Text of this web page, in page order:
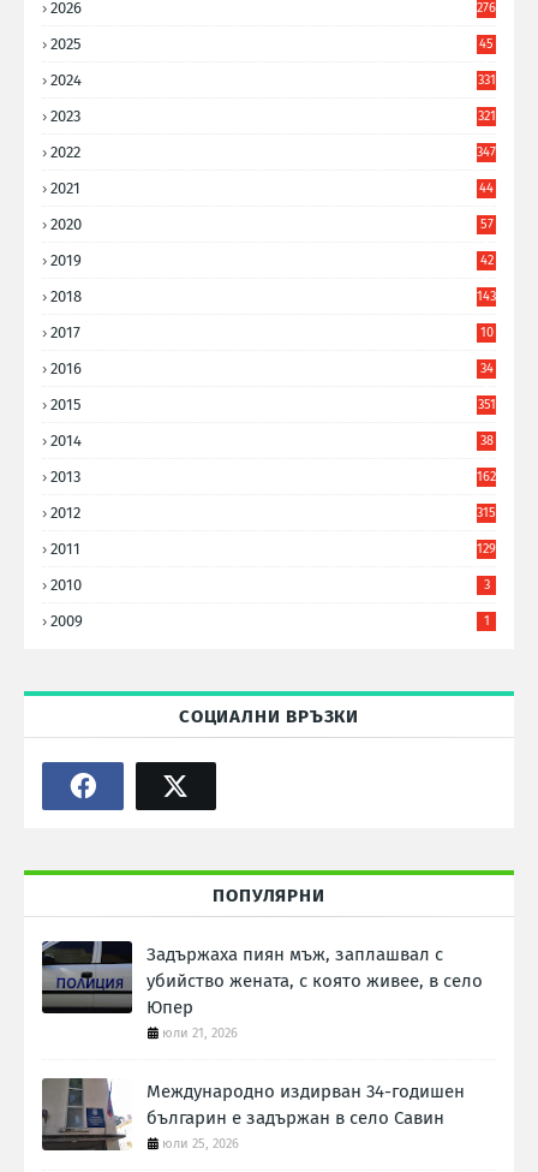
2026 276
2025
45
2024 331
2023 321
2022 347
2021
44
2020
57
2019
42
2018 143
2017
10
2016
34
2015 351
2014
38
2013 162
2012 315
2011 129
2010 3
2009 1
СОЦИАЛНИ ВРЪЗКИ
ПОПУЛЯРНИ
Задържаха пиян мъж, заплашвал с
убийство жената, с която живее, в село
Юпер
юли 21, 2026
Международно издирван 34-годишен
българин е задържан в село Савин
юли 25, 2026